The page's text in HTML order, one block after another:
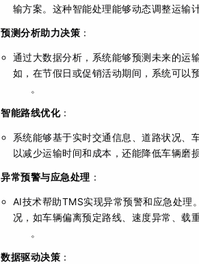
输方案。这种智能处理能够动态调整运输
预测分析助力决策 ：
通过大数据分析，系统能够预测未来的运
如，在节假日或促销活动期间，系统可以
。
智能路线优化：
系统能够基于实时交通信息、道路状况、
以减少运输时间和成本，还能降低车辆磨
异常预警与应急处理 ：
AI技术帮助TMS实现异常预警和应急处理
况，如车辆偏离预定路线、速度异常、载
。
数据驱动决策 ：